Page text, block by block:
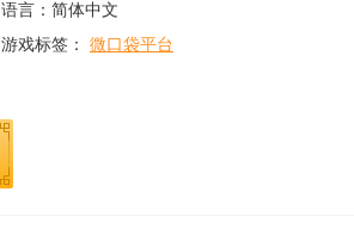
语言：简体中文
游戏标签： 微口袋平台